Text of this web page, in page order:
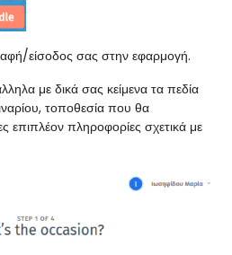
είσοδος σας στην εφαρμογή.
με δικά σας κείμενα τα πεδία
τοποθεσία που θα
επιπλέον πληροφορίες σχετικά με